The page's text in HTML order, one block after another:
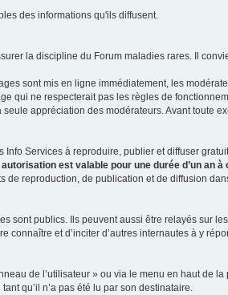
des informations qu'ils diffusent.
la discipline du Forum maladies rares. Il
sont mis en ligne immédiatement, les
qui ne respecterait pas les règles de
appréciation des modérateurs. Avant toute
Services à reproduire, publier et diffuser
est valable pour une durée d’un an
de reproduction, de publication et de diffusion
sont publics. Ils peuvent aussi être relayés sur
connaître et d’inciter d’autres internautes à y
de l’utilisateur » ou via le menu en haut de
qu’il n’a pas été lu par son destinataire.